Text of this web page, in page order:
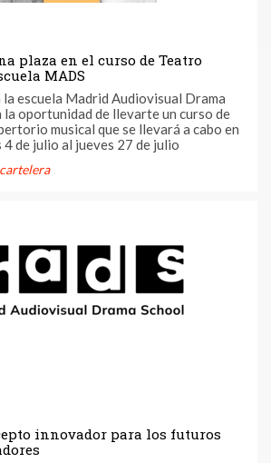
plaza en el curso de Teatro
MADS
escuela Madrid Audiovisual Drama
la oportunidad de llevarte un curso de
musical que se llevará a cabo en
Madrid del martes 4 de julio al jueves 27 de julio
innovador para los futuros